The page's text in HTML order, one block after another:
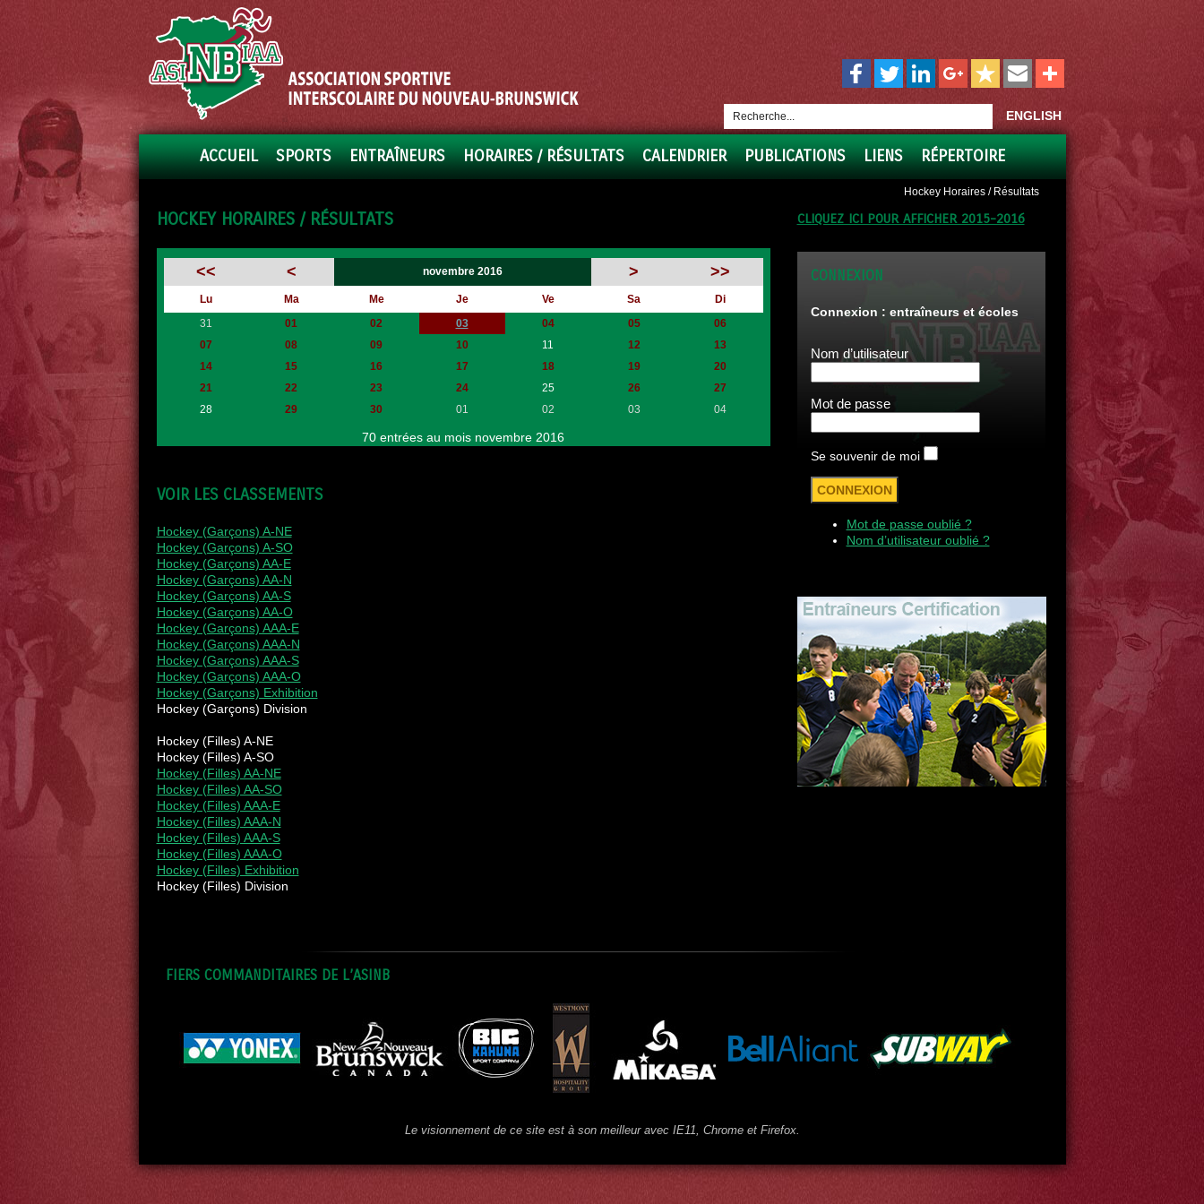
ENGLISH
ACCUEIL SPORTS ENTRAÎNEURS HORAIRES / RÉSULTATS CALENDRIER PUBLICATIONS LIENS RÉPERTOIRE
Hockey Horaires / Résultats
HOCKEY HORAIRES / RÉSULTATS
<< < novembre 2016 > >>
Lu Ma Me Je Ve Sa
Di
31
01 02 03 04 05
06
07
08 09 10 11 12
13
14
15 16 17 18 19
20
21
22 23 24 25 26
27
28
29 30 01 02 03 04
70 entrées au mois novembre 2016
VOIR LES CLASSEMENTS
Hockey (Garçons) A-NE
Hockey (Garçons) A-SO
Hockey (Garçons) AA-E
Hockey (Garçons) AA-N
Hockey (Garçons) AA-S
Hockey (Garçons) AA-O
Hockey (Garçons) AAA-E
Hockey (Garçons) AAA-N
Hockey (Garçons) AAA-S
Hockey (Garçons) AAA-O
Hockey (Garçons) Exhibition
Hockey (Garçons) Division
Hockey (Filles) A-NE
Hockey (Filles) A-SO
Hockey (Filles) AA-NE
Hockey (Filles) AA-SO
Hockey (Filles) AAA-E
Hockey (Filles) AAA-N
Hockey (Filles) AAA-S
Hockey (Filles) AAA-O
Hockey (Filles) Exhibition
Hockey (Filles) Division
CLIQUEZ ICI POUR AFFICHER 2015-2016
CONNEXION
Connexion : entraîneurs et écoles
Nom d’utilisateur
Mot de passe
Se souvenir de moi
Mot de passe oublié ?
Nom d’utilisateur oublié ?
FIERS COMMANDITAIRES DE L’ASINB
Le visionnement de ce site est à son meilleur avec IE11, Chrome et Firefox.